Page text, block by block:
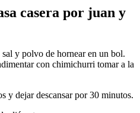
casera por juan y
y polvo de hornear en un bol.
con chimichurri tomar a la
y dejar descansar por 30 minutos.